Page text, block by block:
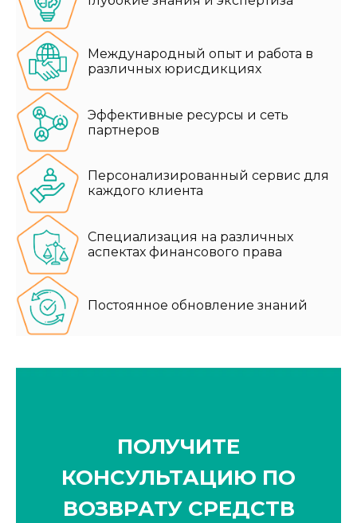
Международный опыт и работа в
различных юрисдикциях
Эффективные ресурсы и сеть
партнеров
Персонализированный сервис для
каждого клиента
Специализация на различных
аспектах финансового права
Постоянное обновление знаний
ПОЛУЧИТЕ
КОНСУЛЬТАЦИЮ ПО
ВОЗВРАТУ СРЕДСТВ